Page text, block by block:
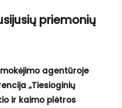
priemonių
agentūroje
„Tiesioginių
ir kaimo plėtros